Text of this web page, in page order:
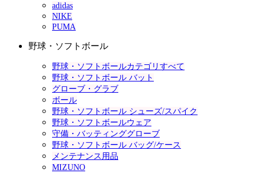
adidas
NIKE
PUMA
野球・ソフトボール
野球・ソフトボールカテゴリすべて
野球・ソフトボール バット
グローブ・グラブ
ボール
野球・ソフトボール シューズ/スパイク
野球・ソフトボールウェア
守備・バッティンググローブ
野球・ソフトボール バッグ/ケース
メンテナンス用品
MIZUNO